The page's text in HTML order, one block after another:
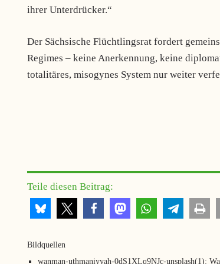
ihrer Unterdrücker.“
Der Sächsische Flüchtlingsrat fordert
Regimes – keine Anerkennung, keine
totalitäres, misogynes System nur weiter
Teile diesen Beitrag:
Bildquellen
wanman-uthmaniyyah-0dS1XLq9NJc-unsplash(1):